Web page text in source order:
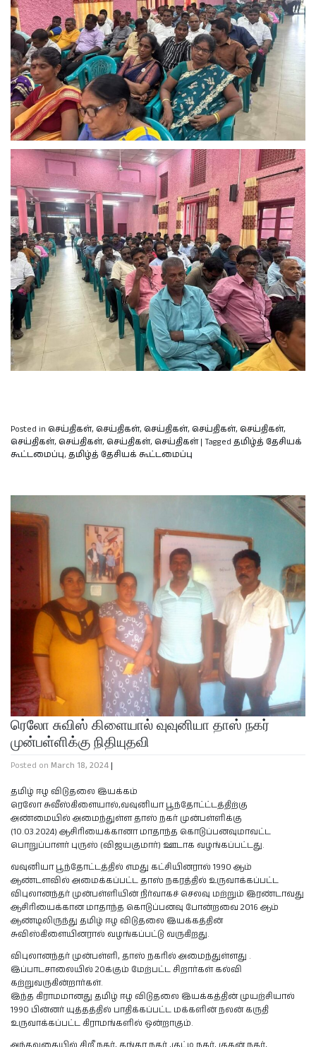
Posted in செய்திகள், செய்திகள், செய்திகள், செய்திகள், செய்திகள்,
செய்திகள், செய்திகள், செய்திகள், செய்திகள்| Tagged தமிழ்த் தேசியக்
கூட்டமைப்பு, தமிழ்த் தேசியக் கூட்டமைப்பு
ரெலோ சுவிஸ் கிளையால் வுவுனியா தாஸ் நகர்
முன்பள்ளிக்கு நிதியுதவி
Posted on March 18, 2024 |
தமிழ் ஈழ விடுதலை இயக்கம்
ரெலோ சுவீஸ்கிளையால்,வவுனியா பூந்தோட்ட்டத்திற்கு
அண்மையில் அமைந்துள்ள தாஸ் நகர் முன்பள்ளிக்கு
(10.03.2024) ஆசிரியைக்கானா மாதாந்த கொடுப்பனவுமாவட்ட
பொறுப்பாளர் புருஸ் (விஜயகுமார்) ஊடாக வழங்கப்பட்டது.
வவுனியா பூந்தோட்டத்தில் எமது கட்சியினரால் 1990 ஆம்
ஆண்டளவில் அமைக்கப்பட்ட தாஸ் நகரத்தில் உருவாக்கப்பட்ட
விபுலானந்தர் முன்பள்ளியின் நிர்வாகச் செலவு மற்றும் இரண்டாவது
ஆசிரியைக்கான மாதாந்த கொடுப்பனவு போன்றவை 2016 ஆம்
ஆண்டிலிருந்து தமிழ் ஈழ விடுதலை இயக்கத்தின்
சுவிஸ்கிளையினரால் வழங்கப்பட்டு வருகிறது.
விபுலானந்தர் முன்பள்ளி, தாஸ் நகரில் அமைந்துள்ளது .
இப்பாடசாலையில் 20க்கும் மேற்பட்ட சிறார்கள் கல்வி
கற்றுவருகின்றார்கள்.
இந்த கிராமமானது தமிழ் ஈழ விடுதலை இயக்கத்தின் முயற்சியால்
1990 பின்னர் யுத்தத்தில் பாதிக்கப்பட்ட மக்களின் நலன் கருதி
உருவாக்கப்பட்ட கிராமங்களில் ஒன்றாகும்.